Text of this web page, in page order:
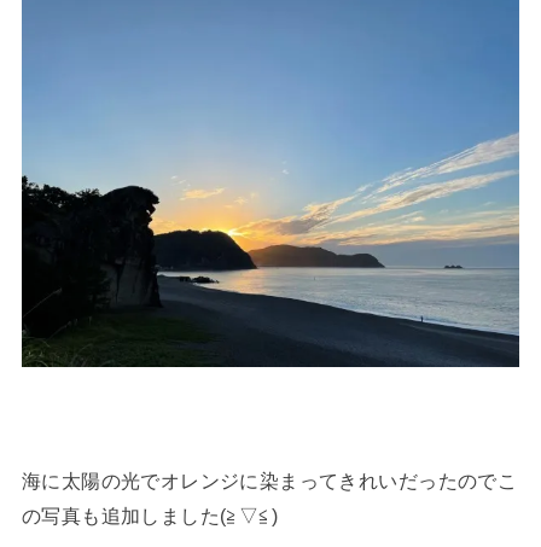
海に太陽の光でオレンジに染まってきれいだったのでこ
の写真も追加しました(≧▽≦)